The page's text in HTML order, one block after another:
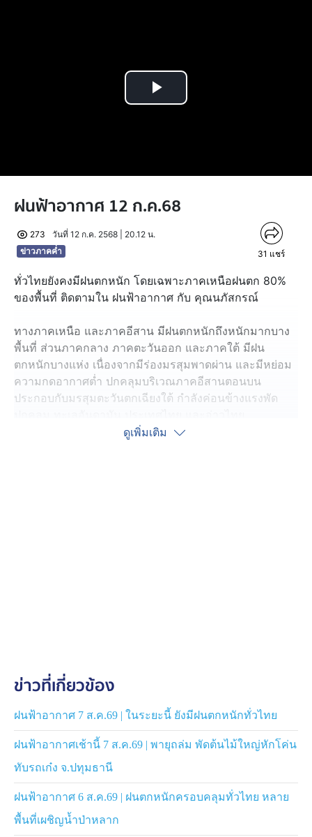
Play
ฝนฟ้าอากาศ 12 ก.ค.68
273
วันที่ 12 ก.ค. 2568 | 20.12 น.
ข่าวภาคค่ำ
31 แชร์
ทั่วไทยยังคงมีฝนตกหนัก โดยเฉพาะภาคเหนือฝนตก 80%
ของพื้นที่ ติดตามใน ฝนฟ้าอากาศ กับ คุณนภัสกรณ์
ทางภาคเหนือ และภาคอีสาน มีฝนตกหนักถึงหนักมากบาง
พื้นที่ ส่วนภาคกลาง ภาคตะวันออก และภาคใต้ มีฝน
ตกหนักบางแห่ง เนื่องจากมีร่องมรสุมพาดผ่าน และมีหย่อม
ความกดอากาศต่ำ ปกคลุมบริเวณภาคอีสานตอนบน
ประกอบกับมรสุมตะวันตกเฉียงใต้ กำลังค่อนข้างแรงพัด
ภาคใต้ ฝนตก 40-70% ของพื้นที่ ฝนตกหนักที่ สุราษฎร์ธานี
ทะเลทั้ง 2 ฝั่ง บริเวณที่มีฝนฟ้าคะนองคลื่นสูงมากกว่า 3
เมตร
กรุงเทพและปริมณฑล ฝนตก 40% ของพื้นที่
#ฝนฟ้าอากาศ #พยากรณ์อากาศ #ปุ๊กนภัสกรณ์
ดูเพิ่มเติม
ข่าวที่เกี่ยวข้อง
ฝนฟ้าอากาศ 7 ส.ค.69 | ในระยะนี้ ยังมีฝนตกหนักทั่วไทย
ฝนฟ้าอากาศเช้านี้ 7 ส.ค.69 | พายุถล่ม พัดต้นไม้ใหญ่หักโค่น
ทับรถเก๋ง จ.ปทุมธานี
ฝนฟ้าอากาศ 6 ส.ค.69 | ฝนตกหนักครอบคลุมทั่วไทย หลาย
พื้นที่เผชิญน้ำป่าหลาก